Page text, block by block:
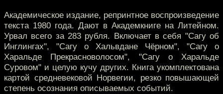
Академическое издание, репринтное воспроизведение
текста 1980 года. Дают в Академкниге на Литейном.
Урвал всего за 283 рубля. Включает в себя "Сагу об
Инглингах", "Сагу о Хальвдане Чёрном", "Сагу о
Харальде Прекрасноволосом", "Сагу о Харальде
Суровом" и целую кучу других. Книга укомплектована
картой средневековой Норвегии, резко повышающей
степень осознания описываемых событий.